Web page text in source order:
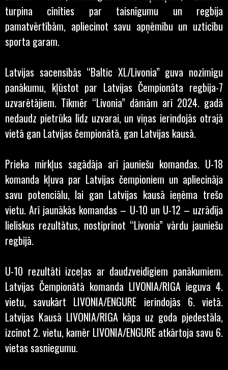
turpina cīnīties par taisnīgumu un regbija
pamatvērtībām, apliecinot savu apņēmību un uzticību
sporta garam.
Latvijas sacensībās “Baltic XL/Livonia” guva nozīmīgu
panākumu, kļūstot par Latvijas Čempionāta regbija-7
uzvarētājiem. Tikmēr “Livonia” dāmām arī 2024. gadā
nedaudz pietrūka līdz uzvarai, un viņas ierindojās otrajā
vietā gan Latvijas čempionātā, gan Latvijas kausā.
Prieka mirkļus sagādāja arī jauniešu komandas. U-18
komanda kļuva par Latvijas čempioniem un apliecināja
savu potenciālu, lai gan Latvijas kausā ieņēma trešo
vietu. Arī jaunākās komandas – U-10 un U-12 – uzrādīja
lieliskus rezultātus, nostiprinot “Livonia” vārdu jauniešu
regbijā.
U-10 rezultāti izceļas ar daudzveidīgiem panākumiem.
Latvijas Čempionātā komanda LIVONIA/RIGA ieguva 4.
vietu, savukārt LIVONIA/ENGURE ierindojās 6. vietā.
Latvijas Kausā LIVONIA/RIGA kāpa uz goda pjedestāla,
izcīnot 2. vietu, kamēr LIVONIA/ENGURE atkārtoja savu 6.
vietas sasniegumu.